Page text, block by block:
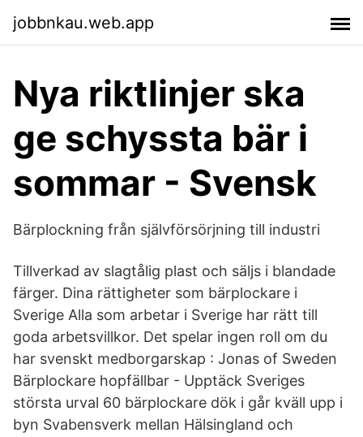
jobbnkau.web.app
Nya riktlinjer ska
ge schyssta bär i
sommar - Svensk
Bärplockning från självförsörjning till industri
Tillverkad av slagtålig plast och säljs i blandade
färger. Dina rättigheter som bärplockare i
Sverige Alla som arbetar i Sverige har rätt till
goda arbetsvillkor. Det spelar ingen roll om du
har svenskt medborgarskap : Jonas of Sweden
Bärplockare hopfällbar - Upptäck Sveriges
största urval 60 bärplockare dök i går kväll upp i
byn Svabensverk mellan Hälsingland och